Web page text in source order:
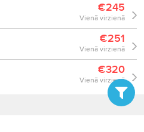
€245
Vienā virzienā
€251
Vienā virzienā
€320
Vienā virzienā